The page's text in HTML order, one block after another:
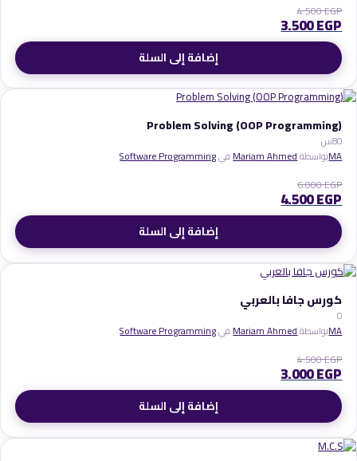
4.500EGP
3.500EGP
إضافة إلى السلة
Problem Solving (OOP Programming)
08س
MAبواسطةMariam AhmedفيSoftware Programming
6.000EGP
4.500EGP
إضافة إلى السلة
كورس جافا بالعربي
0
MAبواسطةMariam AhmedفيSoftware Programming
4.500EGP
3.000EGP
إضافة إلى السلة